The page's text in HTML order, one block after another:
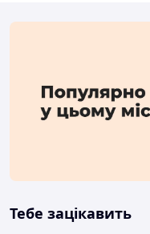
Тебе зацікавить